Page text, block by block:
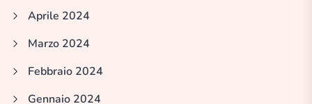
Aprile 2024
Marzo 2024
Febbraio 2024
Gennaio 2024